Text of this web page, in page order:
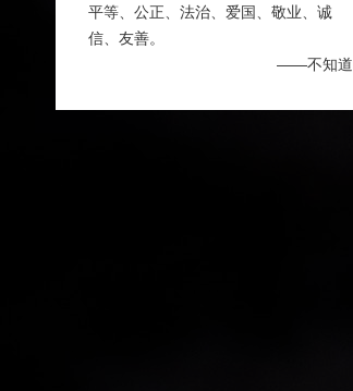
平等、公正、法治、爱国、敬业、诚
信、友善。
——不知道